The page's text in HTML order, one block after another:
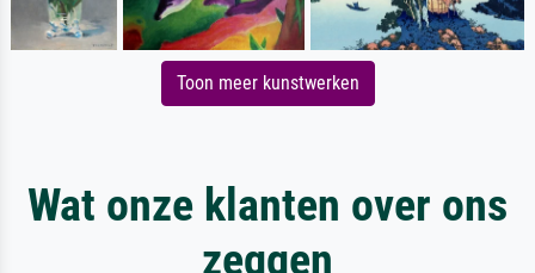
Toon meer kunstwerken
Wat onze klanten over ons
zeggen